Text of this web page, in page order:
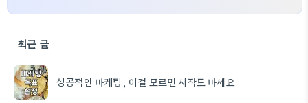
최근 글
성공적인 마케팅, 이걸 모르면 시작도 마세요